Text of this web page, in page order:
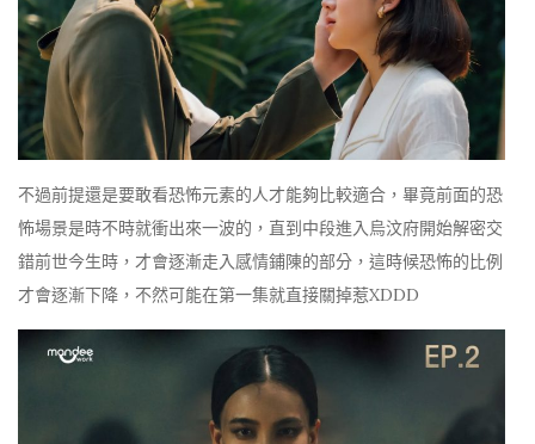
不過前提還是要敢看恐怖元素的人才能夠比較適合，畢竟前面的恐
怖場景是時不時就衝出來一波的，直到中段進入烏汶府開始解密交
錯前世今生時，才會逐漸走入感情鋪陳的部分，這時候恐怖的比例
才會逐漸下降，不然可能在第一集就直接關掉惹XDDD